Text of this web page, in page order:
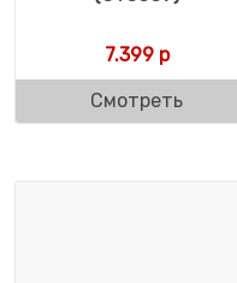
7.399р
Смотреть